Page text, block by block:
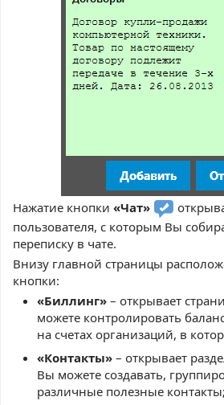
Нажатие кнопки «Чат»
пользователя, с которым Вы
переписку в чате.
Внизу главной страницы
кнопки:
«Биллинг» – открывает
можете контролировать
на счетах организаций, в
«Контакты» – открывает
Вы можете создавать,
различные полезные контакты;